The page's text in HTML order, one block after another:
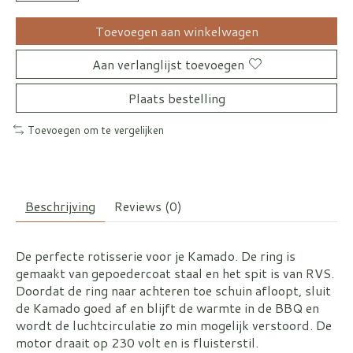
Toevoegen aan winkelwagen
Aan verlanglijst toevoegen
Plaats bestelling
Toevoegen om te vergelijken
Beschrijving Reviews (0)
De perfecte rotisserie voor je Kamado. De ring is
gemaakt van gepoedercoat staal en het spit is van RVS.
Doordat de ring naar achteren toe schuin afloopt, sluit
de Kamado goed af en blijft de warmte in de BBQ en
wordt de luchtcirculatie zo min mogelijk verstoord. De
motor draait op 230 volt en is fluisterstil.